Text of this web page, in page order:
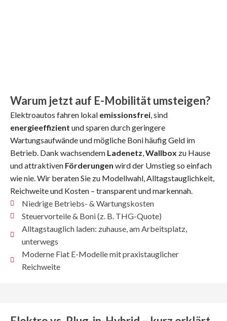
Warum jetzt auf E-Mobilität umsteigen?
Elektroautos fahren lokal emissionsfrei, sind
energieeffizient und sparen durch geringere
Wartungsaufwände und mögliche Boni häufig Geld im
Betrieb. Dank wachsendem Ladenetz,Wallbox zu Hause
und attraktiven Förderungen wird der Umstieg so einfach
wie nie. Wir beraten Sie zu Modellwahl, Alltagstauglichkeit,
Reichweite und Kosten – transparent und markennah.
Niedrige Betriebs- & Wartungskosten
Steuervorteile & Boni (z. B. THG-Quote)
Alltagstauglich laden: zuhause, am Arbeitsplatz,
unterwegs
Moderne Fiat E-Modelle mit praxistauglicher
Reichweite